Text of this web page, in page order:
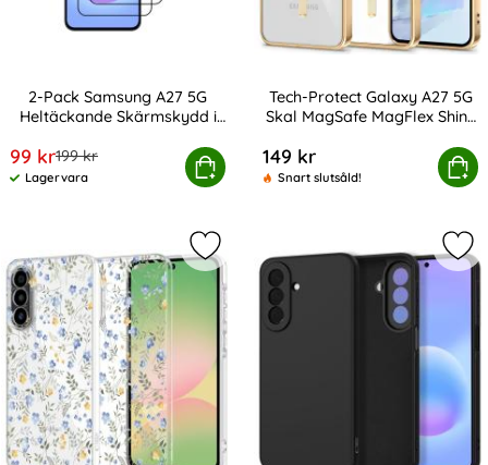
2-Pack Samsung A27 5G
Heltäckande Skärmskydd i
rea pris
99 krtidigare pris
199 kr
Tillgänglighet:
Lagervara
Köp
A27 5G Heltäckande Skärmskydd i Härdat Glas
Tech-Protect Galaxy A27 5G
Skal MagSafe MagFlex Shiny
149 kr
Snart slutsåld!
Köp
Tech-Protect Galaxy A27 5G Skal
Markera tech-Protect Samsung